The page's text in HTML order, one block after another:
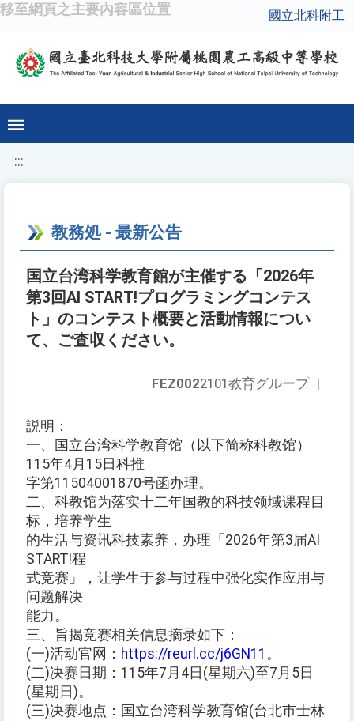
移至網頁之主要內容區位置 國立北科附工
:::
教務処 - 最新公告
国立台湾科学教育館が主催する「2026年
第3回AI START!プログラミングコンテス
ト」のコンテスト概要と活動情報につい
て、ご査収ください。
FEZ0022101教育グループ |
説明：
一、国立台湾科学教育馆（以下简称科教馆）
115年4月15日科推
字第11504001870号函办理。
二、科教馆为落实十二年国教的科技领域课程目
标，培养学生
的生活与资讯科技素养，办理「2026年第3届AI
START!程
式竞赛」，让学生于参与过程中强化实作应用与
问题解决
能力。
三、旨揭竞赛相关信息摘录如下：
(一)活动官网： https://reurl.cc/j6GN11 。
(二)决赛日期：115年7月4日(星期六)至7月5日
(星期日)。
(三)决赛地点：国立台湾科学教育馆(台北市士林